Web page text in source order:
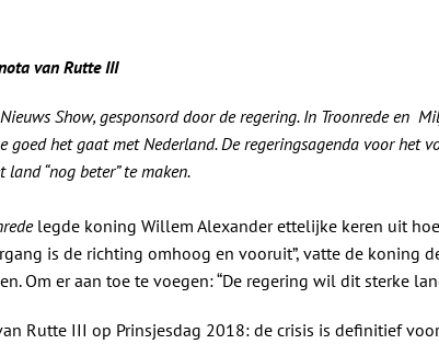
van Rutte III
Show, gesponsord door de regering. In Troonrede en
goed het gaat met Nederland. De regeringsagenda voor het
“nog beter” te maken.
legde koning Willem Alexander ettelijke keren uit hoe
is de richting omhoog en vooruit”, vatte de koning
Om er aan toe te voegen: “De regering wil dit sterke
Rutte III op Prinsjesdag 2018: de crisis is definitief